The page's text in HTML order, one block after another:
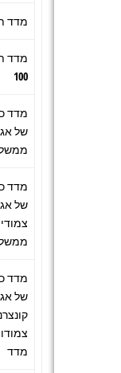
מדד
מדד
100
מדד
של
מדד
של
מדד
של
מדד